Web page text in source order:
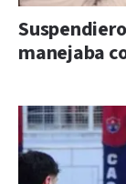
manejaba